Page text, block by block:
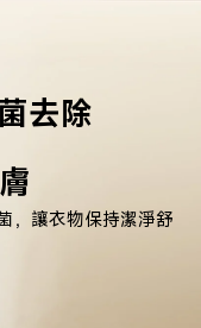
去除
，讓衣物保持潔淨舒